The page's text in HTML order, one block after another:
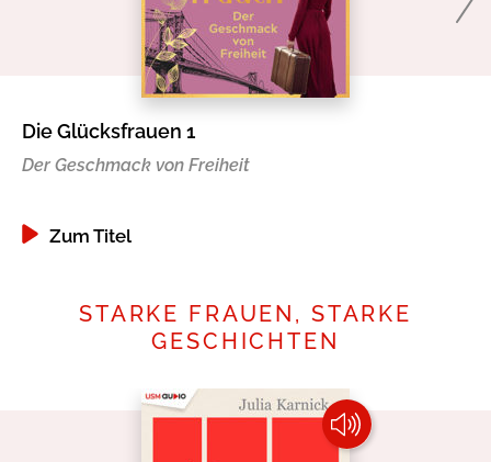
Die Glücksfrauen 1
Der Geschmack von Freiheit
Zum Titel
STARKE FRAUEN, STARKE
GESCHICHTEN